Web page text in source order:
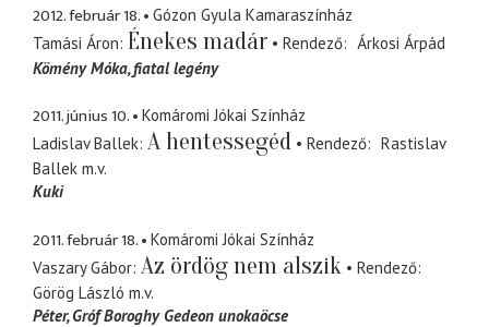
2012. február 18.
Gózon Gyula Kamaraszínház
Tamási Áron Énekes madár Rendező
Árkosi Árpád
Kömény Móka fiatal legény
2011. június 10.
Komáromi Jókai Színház
Ladislav Ballek A hentessegéd Rendező
Rastislav
Ballek m.v.
Kuki
2011. február 18.
Komáromi Jókai Színház
Vaszary Gábor Az ördög nem alszik
Rendező
Görög László m.v.
Péter Gróf Boroghy Gedeon unokaöcse